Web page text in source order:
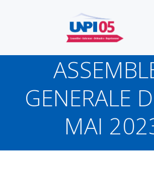
contenu
GENERALE
MAI